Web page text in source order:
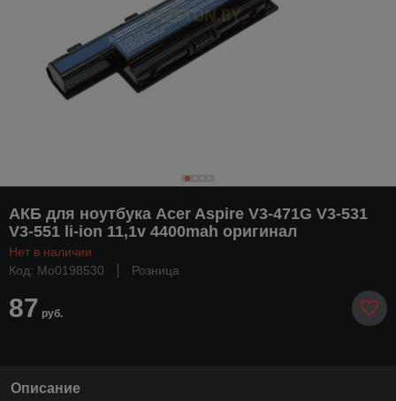
АКБ для ноутбука Acer Aspire V3-471G V3-531
V3-551 li-ion 11,1v 4400mah оригинал
Нет в наличии
Код: Mo0198530
Розница
87 руб.
Описание